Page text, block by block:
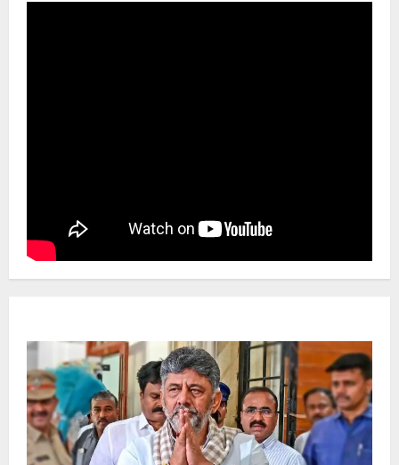
Newsbeat ಜಿಲ್ಲೆ ರಾಜಕೀಯ ರಾಜ್ಯ
ಡಿಕೆಶಿ ಜತೆ 14 ಮಂದಿ ಪ್ರಮಾಣವಚನ ಸಾಧ್ಯತೆ.. ಇಲ್ಲಿದೆ
ಸಂಭಾವ್ಯ ಸಚಿವರ ಫೈನಲ್ ಲಿಸ್ಟ್‌!
Ashwaveega June 3, 2026 0